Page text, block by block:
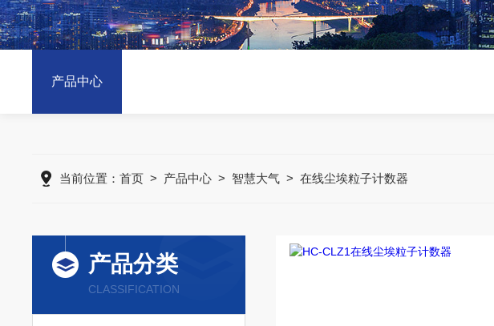
产品中心
当前位置：首页 > 产品中心 > 智慧大气 >在线尘埃粒子计数器
产品分类
CLASSIFICATION